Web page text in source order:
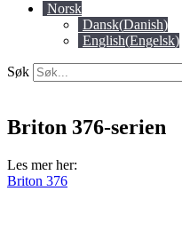
Norsk
Dansk(Danish)
English(Engelsk)
Søk
Briton 376-serien
Les mer her:
Briton 376